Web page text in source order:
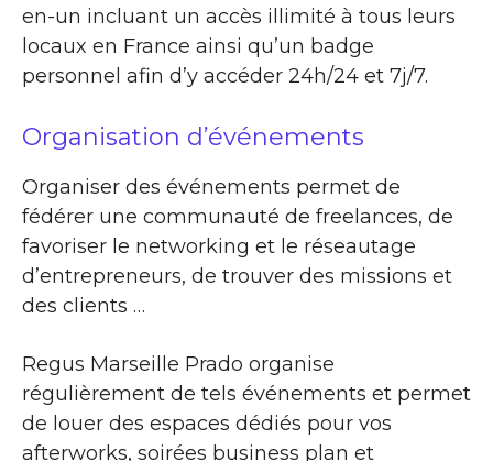
en-un incluant un accès illimité à tous leurs
locaux en France ainsi qu’un badge
personnel afin d’y accéder 24h/24 et 7j/7.
Organisation d’événements
Organiser des événements permet de
fédérer une communauté de freelances, de
favoriser le networking et le réseautage
d’entrepreneurs, de trouver des missions et
des clients …
Regus Marseille Prado organise
régulièrement de tels événements et permet
de louer des espaces dédiés pour vos
afterworks, soirées business plan et